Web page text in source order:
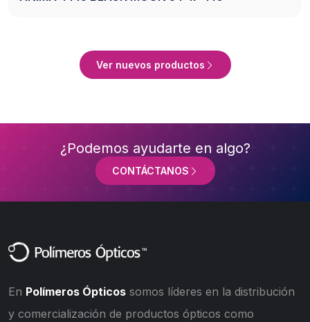
Ver nuevos productos
¿Podemos ayudarte en algo?
CONTÁCTANOS
En Polímeros Ópticos somos líderes en la distribución
y comercialización de productos ópticos como